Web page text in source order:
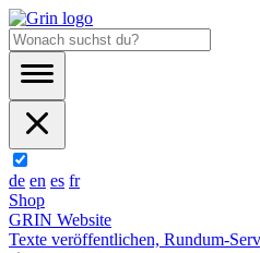
de en es fr
Shop
GRIN Website
Texte veröffentlichen, Rundum-